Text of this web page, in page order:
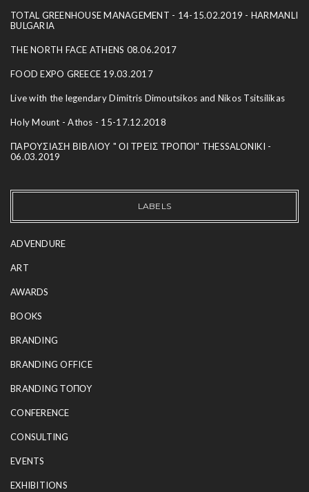
TOTAL GREENHOUSE MANAGEMENT - 14-15.02.2019 - HARMANLI
BULGARIA
THE NORTH FACE ATHENS 08.06.2017
FOOD EXPO GREECE 19.03.2017
Live with the legendary Dimitris Dimoutsikos and Nikos Tsitsilikas
Holy Mount - Athos - 15-17.12.2018
ΠΑΡΟΥΣΙΑΣΗ ΒΙΒΛΙΟΥ " ΟΙ ΤΡΕΙΣ ΤΡΟΠΟΙ" THESSALONIKI -
06.03.2019
LABELS
ADVENDURE
ART
AWARDS
BOOKS
BRANDING
BRANDING OFFICE
BRANDING ΤΟΠΟΥ
CONFERENCE
CONSULTING
EVENTS
EXHIBITIONS